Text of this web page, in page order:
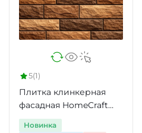
5(1)
Плитка клинкерная
фасадная HomeCraft
J.Lisc, 0.53 м2
Новинка